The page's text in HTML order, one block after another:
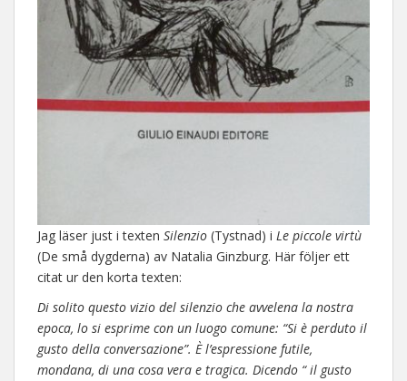
Jag läser just i texten Silenzio (Tystnad) i Le piccole virtù
(De små dygderna) av Natalia Ginzburg. Här följer ett
citat ur den korta texten:
Di solito questo vizio del silenzio che avvelena la nostra
epoca, lo si esprime con un luogo comune: “Si è perduto il
gusto della conversazione”. È l’espressione futile,
mondana, di una cosa vera e tragica. Dicendo “ il gusto